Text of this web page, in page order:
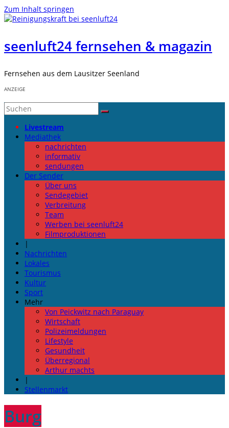
Zum Inhalt springen
seenluft24 fernsehen & magazin
Fernsehen aus dem Lausitzer Seenland
ANZEIGE
Livestream
Mediathek
nachrichten
informativ
sendungen
Der Sender
Über uns
Sendegebiet
Verbreitung
Team
Werben bei seenluft24
Filmproduktionen
|
Nachrichten
Lokales
Tourismus
Kultur
Sport
Mehr
Von Peickwitz nach Paraguay
Wirtschaft
Polizeimeldungen
Lifestyle
Gesundheit
Überregional
Arthur machts
|
Stellenmarkt
Burg